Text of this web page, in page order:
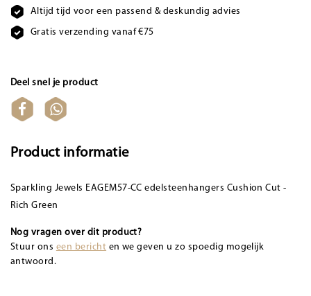
Altijd tijd voor een passend & deskundig advies
Gratis verzending vanaf €75
Deel snel je product
Product informatie
Sparkling Jewels EAGEM57-CC edelsteenhangers Cushion Cut -
Rich Green
Nog vragen over dit product?
Stuur ons een bericht en we geven u zo spoedig mogelijk
antwoord.